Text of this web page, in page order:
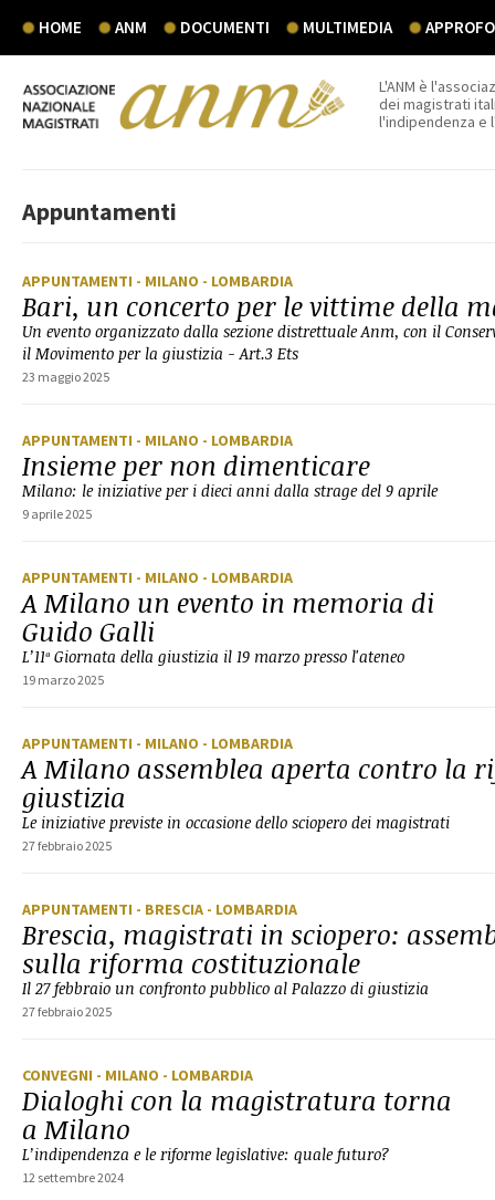
HOME ANM DOCUMENTI MULTIMEDIA
L'ANM è
dei magistrati
l'indipendenza e
Appuntamenti
APPUNTAMENTI - MILANO - LOMBARDIA
Bari, un concerto per le vittime della
Un evento organizzato dalla sezione distrettuale Anm, con il
il Movimento per la giustizia - Art.3 Ets
23 maggio 2025
APPUNTAMENTI - MILANO - LOMBARDIA
Insieme per non dimenticare
Milano: le iniziative per i dieci anni dalla strage del 9 aprile
9 aprile 2025
APPUNTAMENTI - MILANO - LOMBARDIA
A Milano un evento in memoria di
Guido Galli
L’11ª Giornata della giustizia il 19 marzo presso l'ateneo
19 marzo 2025
APPUNTAMENTI - MILANO - LOMBARDIA
A Milano assemblea aperta contro la
giustizia
Le iniziative previste in occasione dello sciopero dei magistrati
27 febbraio 2025
APPUNTAMENTI - BRESCIA - LOMBARDIA
Brescia, magistrati in sciopero:
sulla riforma costituzionale
Il 27 febbraio un confronto pubblico al Palazzo di giustizia
27 febbraio 2025
CONVEGNI - MILANO - LOMBARDIA
Dialoghi con la magistratura torna
a Milano
L’indipendenza e le riforme legislative: quale futuro?
12 settembre 2024